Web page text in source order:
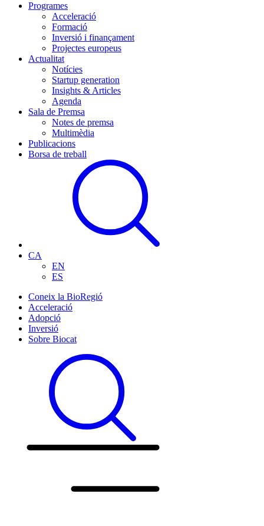
Programes
Acceleració
Formació
Inversió i finançament
Projectes europeus
Actualitat
Notícies
Startup generation
Insights & Articles
Agenda
Sala de Premsa
Notes de premsa
Multimèdia
Publicacions
Borsa de treball
CA
EN
ES
Coneix la BioRegió
Acceleració
Adopció
Inversió
Sobre Biocat